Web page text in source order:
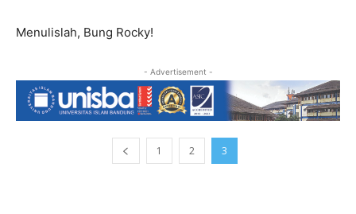
Menulislah, Bung Rocky!
- Advertisement -
1 2 3